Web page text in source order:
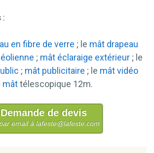
:
en fibre de verre ; le mât drapeau
; mât éclaraige extérieur ; le
; mât publicitaire ; le mât vidéo
mâttélescopique 12m.
Demande de devis
email à lafeste@lafeste.com